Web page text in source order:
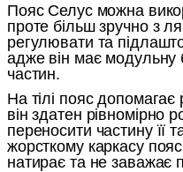
Пояс Селус можна
проте більш зручно з
регулювати та
адже він має модульну
частин.
На тілі пояс
він здатен рівномірно
переносити частину її
жорсткому каркасу
натирає та не заважає